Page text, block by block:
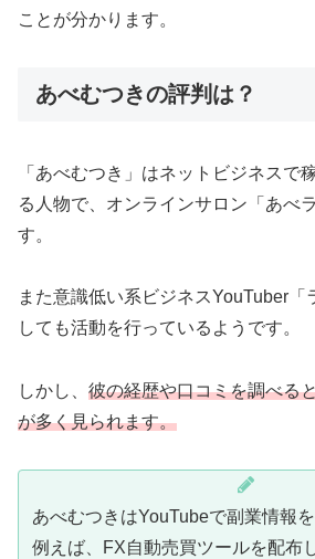
ことが分かります。
あべむつきの評判は？
「あべむつき」はネットビジネスで
る人物で、オンラインサロン「あべ
す。
また意識低い系ビジネスYouTuber「
しても活動を行っているようです。
しかし、 彼の経歴や口コミを調べる
が多く見られます。
あべむつきはYouTubeで副業情報
例えば、FX自動売買ツールを配布